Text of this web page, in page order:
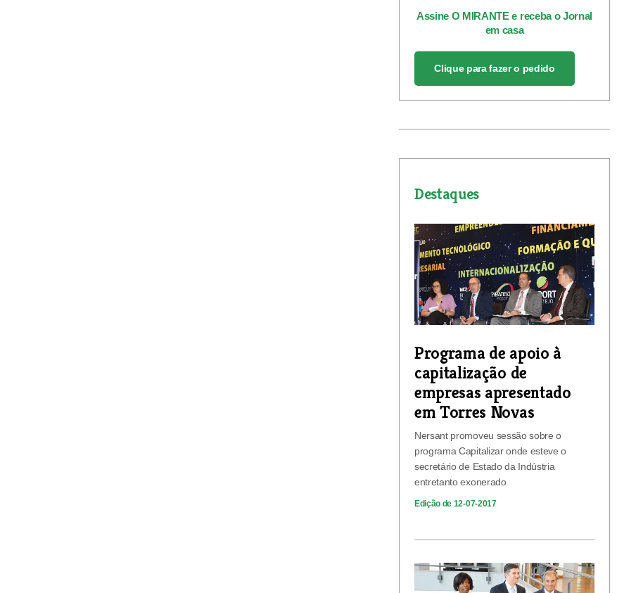
Assine O MIRANTE e receba o Jornal
em casa
Clique para fazer o pedido
Destaques
Programa de apoio à
capitalização de
empresas apresentado
em Torres Novas
Nersant promoveu sessão sobre o
programa Capitalizar onde esteve o
secretário de Estado da Indústria
entretanto exonerado
Edição de 12-07-2017